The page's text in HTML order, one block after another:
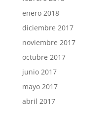
enero 2018
diciembre 2017
noviembre 2017
octubre 2017
junio 2017
mayo 2017
abril 2017